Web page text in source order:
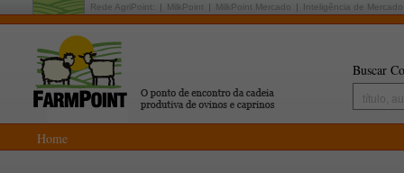
Rede AgriPoint: MilkPoint MilkPoint Mercado Inteligência de Mercado
Buscar
Home